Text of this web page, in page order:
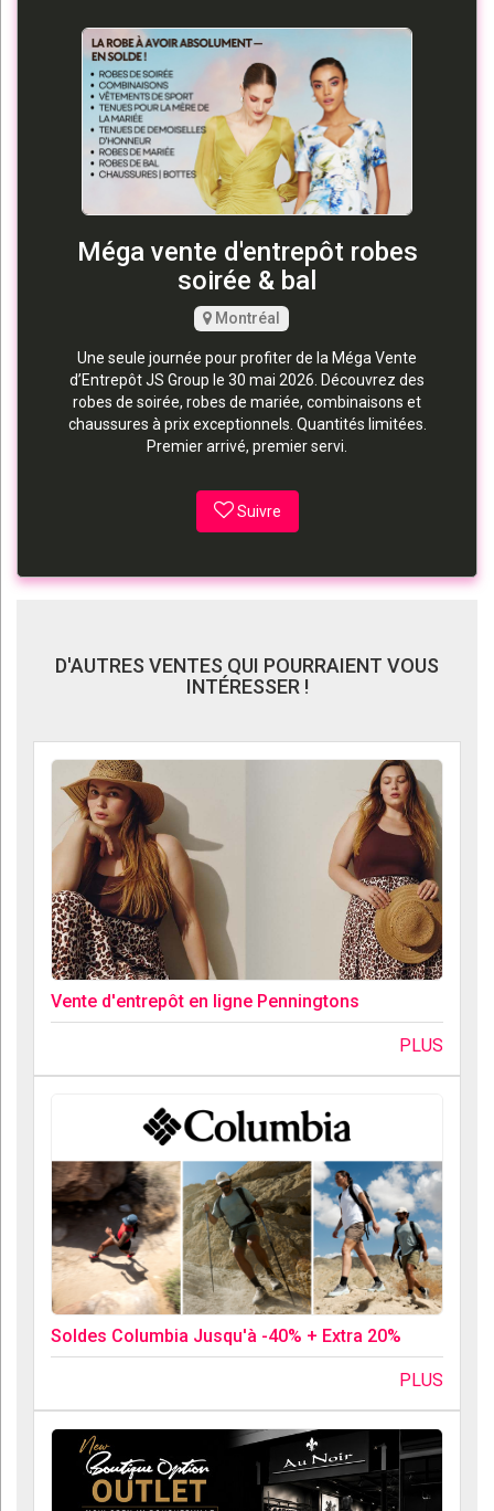
Méga vente d'entrepôt robes
soirée & bal
Montréal
Une seule journée pour profiter de la Méga Vente
d’Entrepôt JS Group le 30 mai 2026. Découvrez des
robes de soirée, robes de mariée, combinaisons et
chaussures à prix exceptionnels. Quantités limitées.
Premier arrivé, premier servi.
Suivre
D'AUTRES VENTES QUI POURRAIENT VOUS
INTÉRESSER !
Vente d'entrepôt en ligne Penningtons
PLUS
Soldes Columbia Jusqu'à -40% + Extra 20%
PLUS